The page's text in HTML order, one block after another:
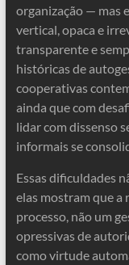
organização — mas
vertical, opaca e
transparente e
históricas de
cooperativas
ainda que com
lidar com dissenso
informais se
Essas dificuldades
elas mostram que a
processo, não um
opressivas de
como virtude